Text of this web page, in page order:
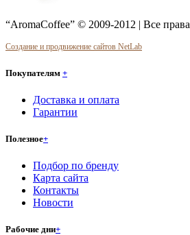
“AromaCoffee” © 2009-2012 | Все
Создание и продвижение сайтов NetLab
Покупателям +
Доставка и оплата
Гарантии
Полезное+
Подбор по бренду
Карта сайта
Контакты
Новости
Рабочие дни+